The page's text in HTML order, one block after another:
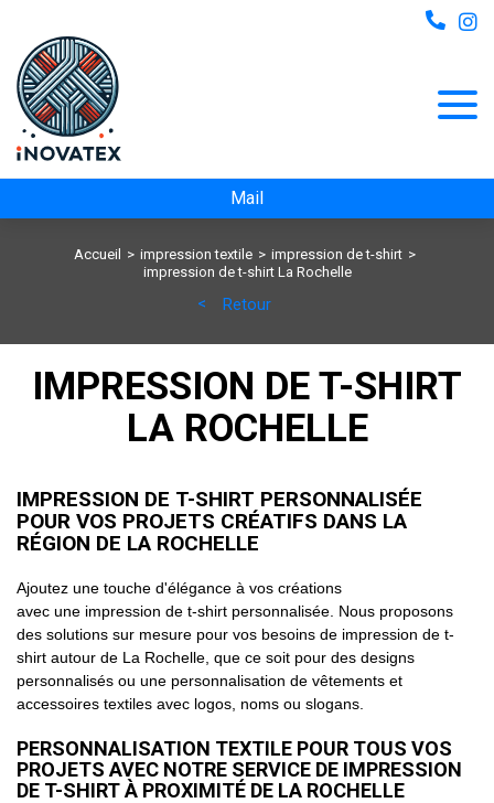
Mail
Accueil impression textile
impression de t-shirt
impression de t-shirt La Rochelle
Retour
IMPRESSION DE T-SHIRT
LA ROCHELLE
IMPRESSION DE T-SHIRT PERSONNALISÉE
POUR VOS PROJETS CRÉATIFS DANS LA
RÉGION DE LA ROCHELLE
Ajoutez une touche d'élégance à vos créations
avec une impression de t-shirt personnalisée. Nous proposons
des solutions sur mesure pour vos besoins de impression de t-
shirt autour de La Rochelle, que ce soit pour des designs
personnalisés ou une personnalisation de vêtements et
accessoires textiles avec logos, noms ou slogans.
PERSONNALISATION TEXTILE POUR TOUS VOS
PROJETS AVEC NOTRE SERVICE DE IMPRESSION
DE T-SHIRT À PROXIMITÉ DE LA ROCHELLE